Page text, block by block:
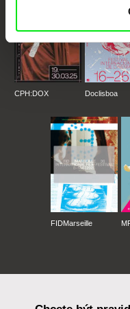
CPH:DOX Doclisboa
FIDMarseille